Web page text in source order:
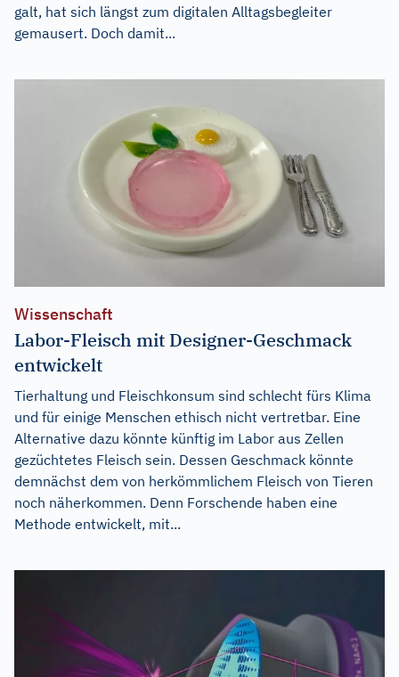
galt, hat sich längst zum digitalen Alltagsbegleiter
gemausert. Doch damit...
Wissenschaft
Labor-Fleisch mit Designer-Geschmack
entwickelt
Tierhaltung und Fleischkonsum sind schlecht fürs Klima
und für einige Menschen ethisch nicht vertretbar. Eine
Alternative dazu könnte künftig im Labor aus Zellen
gezüchtetes Fleisch sein. Dessen Geschmack könnte
demnächst dem von herkömmlichem Fleisch von Tieren
noch näherkommen. Denn Forschende haben eine
Methode entwickelt, mit...